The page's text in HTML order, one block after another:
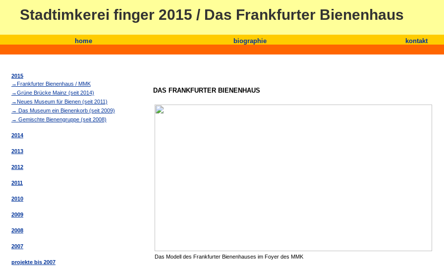
Stadtimkerei finger 2015 / Das Frankfurter Bienenhaus
home biographie kontakt
2015
→Frankfurter Bienenhaus / MMK
→Grüne Brücke Mainz (seit 2014)
→Neues Museum für Bienen (seit 2011)
→ Das Museum ein Bienenkorb (seit 2009)
→ Gemischte Bienengruppe (seit 2008)
2014
2013
2012
2011
2010
2009
2008
2007
projekte bis 2007
DAS FRANKFURTER BIENENHAUS
Das Modell des Frankfurter Bienenhauses im Foyer des MMK